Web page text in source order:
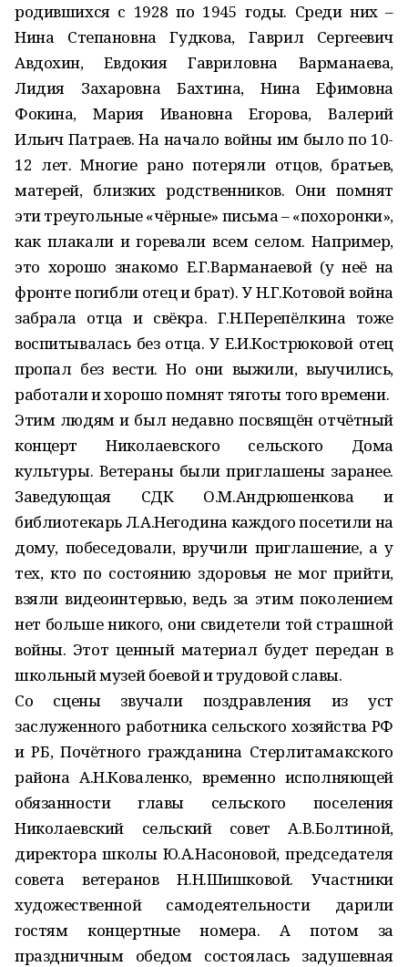
родившихся с 1928 по 1945 годы. Среди них –
Нина Степановна Гудкова, Гаврил Сергеевич
Авдохин, Евдокия Гавриловна Варманаева,
Лидия Захаровна Бахтина, Нина Ефимовна
Фокина, Мария Ивановна Егорова, Валерий
Ильич Патраев. На начало войны им было по 10-
12 лет. Многие рано потеряли отцов, братьев,
матерей, близких родственников. Они помнят
эти треугольные «чёрные» письма – «похоронки»,
как плакали и горевали всем селом. Например,
это хорошо знакомо Е.Г.Варманаевой (у неё на
фронте погибли отец и брат). У Н.Г.Котовой война
забрала отца и свёкра. Г.Н.Перепёлкина тоже
воспитывалась без отца. У Е.И.Кострюковой отец
пропал без вести. Но они выжили, выучились,
работали и хорошо помнят тяготы того времени.
Этим людям и был недавно посвящён отчётный
концерт Николаевского сельского Дома
культуры. Ветераны были приглашены заранее.
Заведующая СДК О.М.Андрюшенкова и
библиотекарь Л.А.Негодина каждого посетили на
дому, побеседовали, вручили приглашение, а у
тех, кто по состоянию здоровья не мог прийти,
взяли видеоинтервью, ведь за этим поколением
нет больше никого, они свидетели той страшной
войны. Этот ценный материал будет передан в
школьный музей боевой и трудовой славы.
Со сцены звучали поздравления из уст
заслуженного работника сельского хозяйства РФ
и РБ, Почётного гражданина Стерлитамакского
района А.Н.Коваленко, временно исполняющей
обязанности главы сельского поселения
Николаевский сельский совет А.В.Болтиной,
директора школы Ю.А.Насоновой, председателя
совета ветеранов Н.Н.Шишковой. Участники
художественной самодеятельности дарили
гостям концертные номера. А потом за
праздничным обедом состоялась задушевная